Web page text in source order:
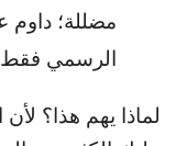
مضللة؛ داوم
الرسمي